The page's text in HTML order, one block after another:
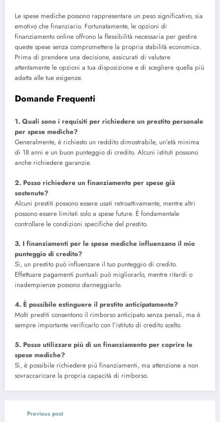
Le spese mediche possono rappresentare un peso significativo, sia
emotivo che finanziario. Fortunatamente, le opzioni di
finanziamento online offrono la flessibilità necessaria per gestire
queste spese senza compromettere la propria stabilità economica.
Prima di prendere una decisione, assicurati di valutare
attentamente le opzioni a tua disposizione e di scegliere quella più
adatta alle tue esigenze.
Domande Frequenti
1. Quali sono i requisiti per richiedere un prestito personale
per spese mediche?
Generalmente, è richiesto un reddito dimostrabile, un’età minima
di 18 anni e un buon punteggio di credito. Alcuni istituti possono
anche richiedere garanzie.
2. Posso richiedere un finanziamento per spese già
sostenute?
Alcuni prestiti possono essere usati retroattivamente, mentre altri
possono essere limitati solo a spese future. È fondamentale
controllare le condizioni specifiche del prestito.
3. I finanziamenti per le spese mediche influenzano il mio
punteggio di credito?
Sì, un prestito può influenzare il tuo punteggio di credito.
Effettuare pagamenti puntuali può migliorarlo, mentre ritardi o
inadempienze possono danneggiarlo.
4. È possibile estinguere il prestito anticipatamente?
Molti prestiti consentono il rimborso anticipato senza penali, ma è
sempre importante verificarlo con l’istituto di credito scelto.
5. Posso utilizzare più di un finanziamento per coprire le
spese mediche?
Sì, è possibile richiedere più finanziamenti, ma attenzione a non
sovraccaricare la propria capacità di rimborso.
Previous post